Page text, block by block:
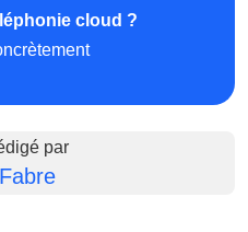
cloud ?
par